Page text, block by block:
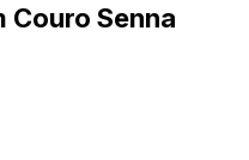
Couro Senna